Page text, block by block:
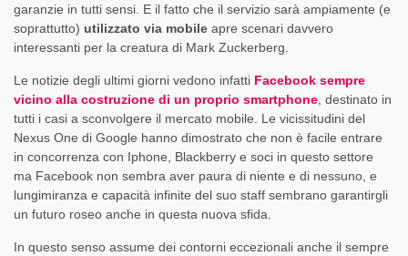
garanzie in tutti sensi. E il fatto che il servizio sarà ampiamente (e
soprattutto) utilizzato via mobile apre scenari davvero
interessanti per la creatura di Mark Zuckerberg.
Le notizie degli ultimi giorni vedono infatti Facebook sempre
vicino alla costruzione di un proprio smartphone , destinato in
tutti i casi a sconvolgere il mercato mobile. Le vicissitudini del
Nexus One di Google hanno dimostrato che non è facile entrare
in concorrenza con Iphone, Blackberry e soci in questo settore
ma Facebook non sembra aver paura di niente e di nessuno, e
lungimiranza e capacità infinite del suo staff sembrano garantirgli
un futuro roseo anche in questa nuova sfida.
In questo senso assume dei contorni eccezionali anche il sempre